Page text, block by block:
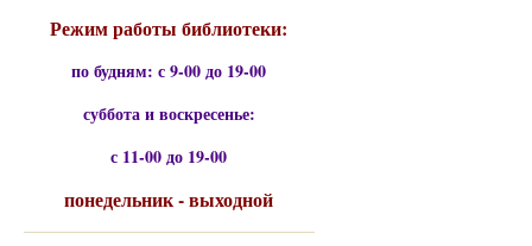
Режим работы библиотеки:
по будням: с 9-00 до 19-00
суббота и воскресенье:
с 11-00 до 19-00
понедельник - выходной